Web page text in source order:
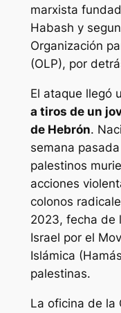
marxista
Habash y
Organización
(OLP), por
El ataque llegó
a tiros de un
de Hebrón.
semana
palestinos
acciones
colonos
2023, fecha de
Israel por el
Islámica
palestinas.
La oficina de la